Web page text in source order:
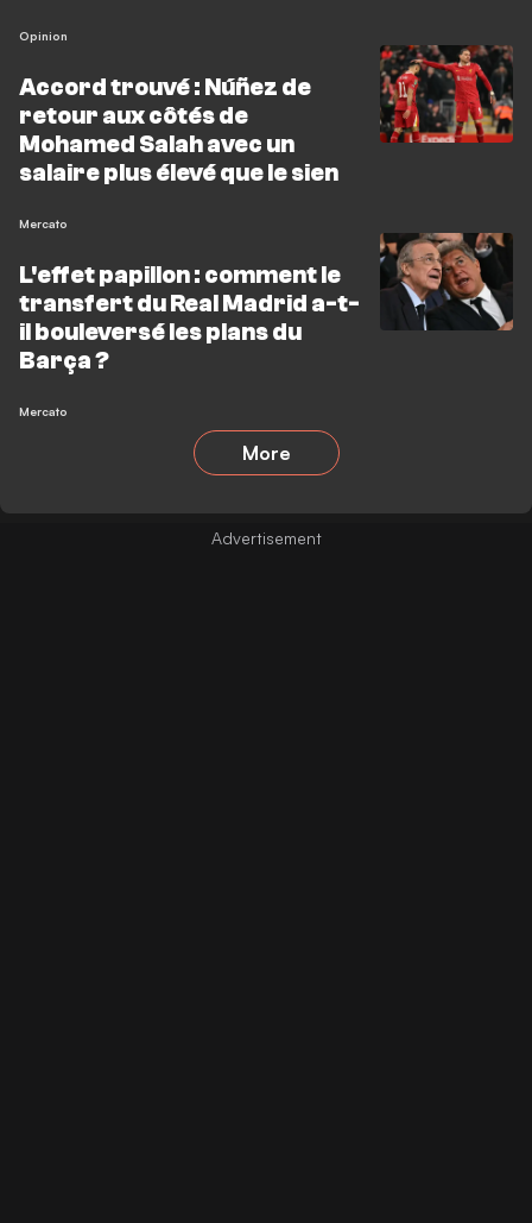
Opinion
Accord trouvé : Núñez de
retour aux côtés de
Mohamed Salah avec un
salaire plus élevé que le sien
Mercato
L'effet papillon : comment le
transfert du Real Madrid a-t-
il bouleversé les plans du
Barça ?
Mercato
More